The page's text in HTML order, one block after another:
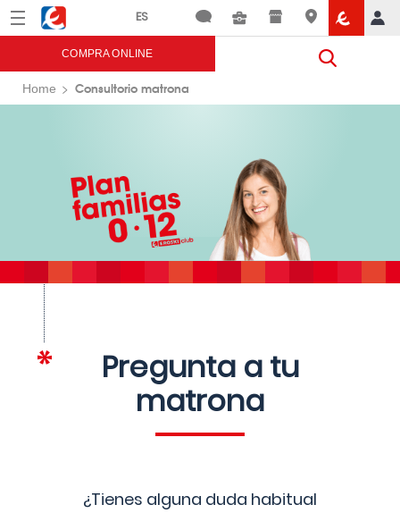
Menú Eroski
COMPRA ONLINE
Home Consultorio matrona
Pregunta a tu
matrona
¿Tienes alguna duda habitual